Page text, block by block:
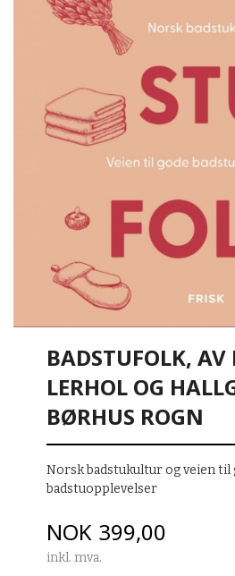
BADSTUFOLK,
LERHOL OG
BØRHUS ROGN
Norsk badstukultur og veien til
badstuopplevelser
Pris
NOK 399,00
inkl. mva.